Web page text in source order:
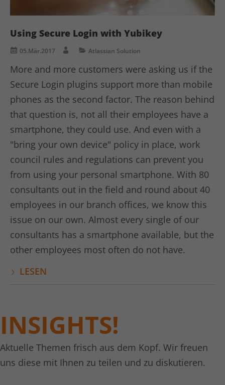
Using Secure Login with Yubikey
05.Mär.2017 Atlassian Solution
More and more customers were asking us if the
Secure Login plugins support more than mobile
phones as the second factor. The reason behind
that question is, not all their employees have a
smartphone, they could use. And even with a
"bring your own device" policy in place, work
council rules and regulations can prevent you
from using your personal smartphone. With 80
consultants out in the field and round about 40
employees in our branch offices, we know this
issue on our own. Almost every single of our
consultants has a smartphone available, but the
other employees most often do not have.
LESEN
INSIGHTS!
Aktuelle Themen frisch aus dem Kopf. Wir freuen
uns diese mit Ihnen zu teilen und zu diskutieren.
Cookie von TYPO3. Es speichert im falle
eines Benutzer-Logins die session ID
mithilfe derer der eingelochte user
wiedererkannt wird um ihm Zugang zu
geschützten Bereichen zu gewähren.
Name PHPSESSID
Anbieter php
Laufzeit Ende der Sitzung
Zweck
PHPs Standard Sitzungs Identifikation
(nur für Administratoren relevant)
Anbieter Google Ads
Laufzeit 1 Jahr
Zweck
Cookie von Google zur Steuerung der
erweiterten Script- und
Ereignisbehandlung.
Name _gid
Anbieter Google Analytics
Laufzeit 1 Tag
Zweck
Dies ist ein von Google Analytics
gesetztes Cookie vom Mustertyp, bei
dem das Musterelement auf dem
Namen die eindeutige
Identitätsnummer des Kontos oder der
Website enthält, auf das es sich
begrenzen.
Name _gat UA-16680190-1
Cookie-Informationen anzeigen